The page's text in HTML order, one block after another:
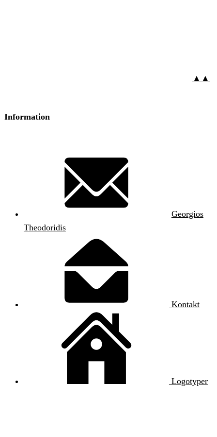
▲▲
Information
Georgios
Theodoridis
Kontakt
Logotyper